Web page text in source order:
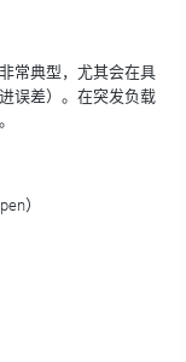
常典型，尤其会在具
误差）。在突发负载
）